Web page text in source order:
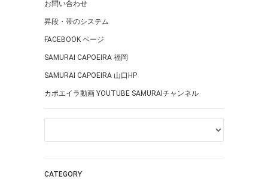
お問い合わせ
昇段・帯のシステム
FACEBOOK ページ
SAMURAI CAPOEIRA 福岡
SAMURAI CAPOEIRA 山口HP
カポエイラ動画 YOUTUBE SAMURAIチャンネル
CATEGORY